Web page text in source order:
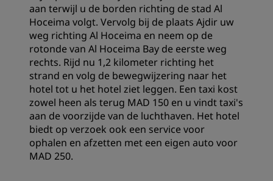
aan terwijl u de borden richting de stad Al
Hoceima volgt. Vervolg bij de plaats Ajdir uw
weg richting Al Hoceima en neem op de
rotonde van Al Hoceima Bay de eerste weg
rechts. Rijd nu 1,2 kilometer richting het
strand en volg de bewegwijzering naar het
hotel tot u het hotel ziet leggen. Een taxi kost
zowel heen als terug MAD 150 en u vindt taxi's
aan de voorzijde van de luchthaven. Het hotel
biedt op verzoek ook een service voor
ophalen en afzetten met een eigen auto voor
MAD 250.